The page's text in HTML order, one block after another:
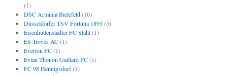
(1)
DSC Arminia Bielefeld(10)
Düsseldorfer TSV Fortuna 1895(5)
Eisenhüttenstädter FC Stahl(1)
ES Troyes AC(1)
Everton FC(1)
Évian Thonon Gaillard FC(1)
FC 98 Hennigsdorf(1)